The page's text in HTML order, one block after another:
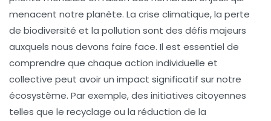
menacent notre planète. La crise climatique, la perte
de biodiversité et la pollution sont des défis majeurs
auxquels nous devons faire face. Il est essentiel de
comprendre que chaque action individuelle et
collective peut avoir un impact significatif sur notre
écosystème. Par exemple, des initiatives citoyennes
telles que le recyclage ou la réduction de la